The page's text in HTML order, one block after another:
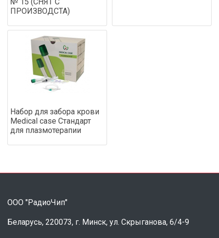
ПРОИЗВОДСТА)
Набор для забора крови
Medical case Стандарт
для плазмотерапии
ООО "РадиоЧип"
Беларусь, 220073, г. Минск, ул. Скрыганова, 6/4-9